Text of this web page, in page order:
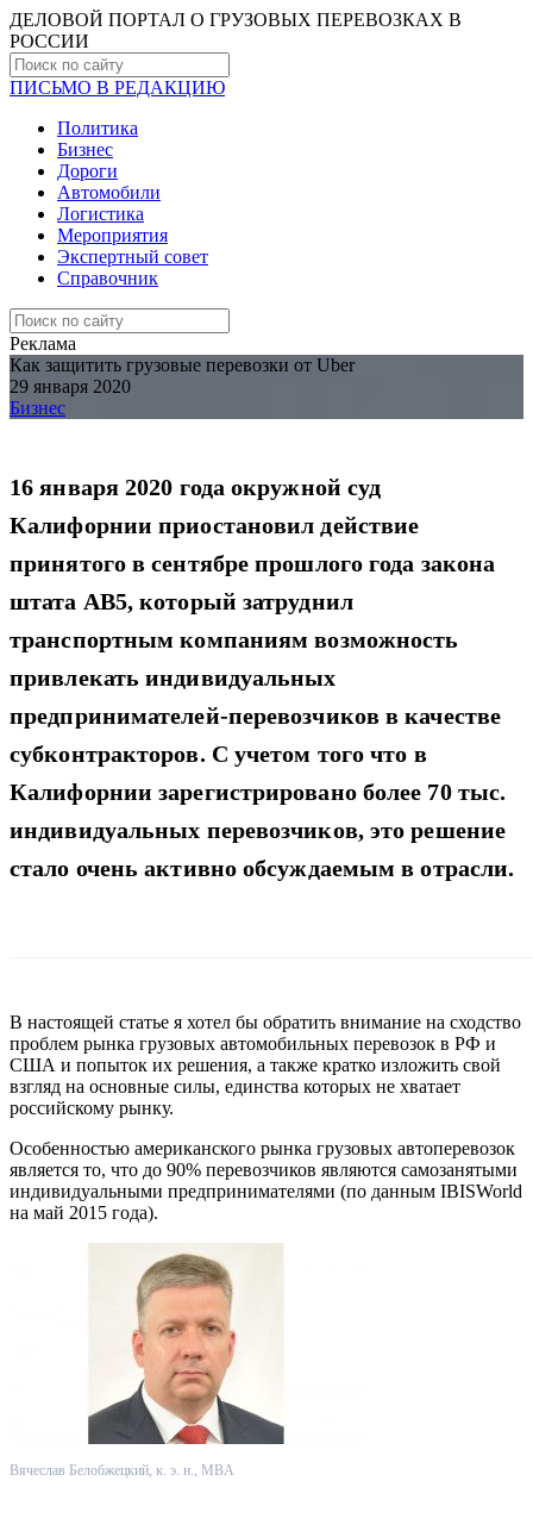
ДЕЛОВОЙ ПОРТАЛ О ГРУЗОВЫХ ПЕРЕВОЗКАХ В
РОCСИИ
ПИСЬМО В РЕДАКЦИЮ
Политика
Бизнес
Дороги
Автомобили
Логистика
Мероприятия
Экспертный совет
Справочник
Реклама
Как защитить грузовые перевозки от Uber
29 января 2020
Бизнес
16 января 2020 года окружной суд
Калифорнии приостановил действие
принятого в сентябре прошлого года закона
штата AB5, который затруднил
транспортным компаниям возможность
привлекать индивидуальных
предпринимателей-перевозчиков в качестве
субконтракторов. С учетом того что в
Калифорнии зарегистрировано более 70 тыс.
индивидуальных перевозчиков, это решение
стало очень активно обсуждаемым в отрасли.
В настоящей статье я хотел бы обратить внимание на сходство
проблем рынка грузовых автомобильных перевозок в РФ и
США и попыток их решения, а также кратко изложить свой
взгляд на основные силы, единства которых не хватает
российскому рынку.
Особенностью американского рынка грузовых автоперевозок
является то, что до 90% перевозчиков являются самозанятыми
индивидуальными предпринимателями (по данным IBISWorld
на май 2015 года).
Вячеслав Белобжецкий, к. э. н., MBA